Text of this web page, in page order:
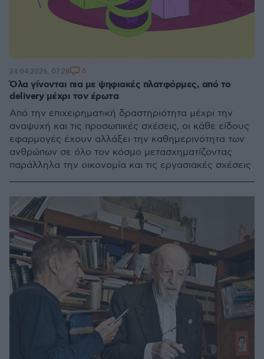
Όλα γίνονται πια με ψηφιακές πλατφόρμες, από το
delivery μέχρι τον έρωτα
Από την επιχειρηματική δραστηριότητα μέχρι την
αναψυχή και τις προσωπικές σχέσεις, οι κάθε είδους
εφαρμογές έχουν αλλάξει την καθημερινότητα των
ανθρώπων σε όλο τον κόσμο μετασχηματίζοντας
παράλληλα την οικονομία και τις εργασιακές σχέσεις
24.04.2026, 07:28 6